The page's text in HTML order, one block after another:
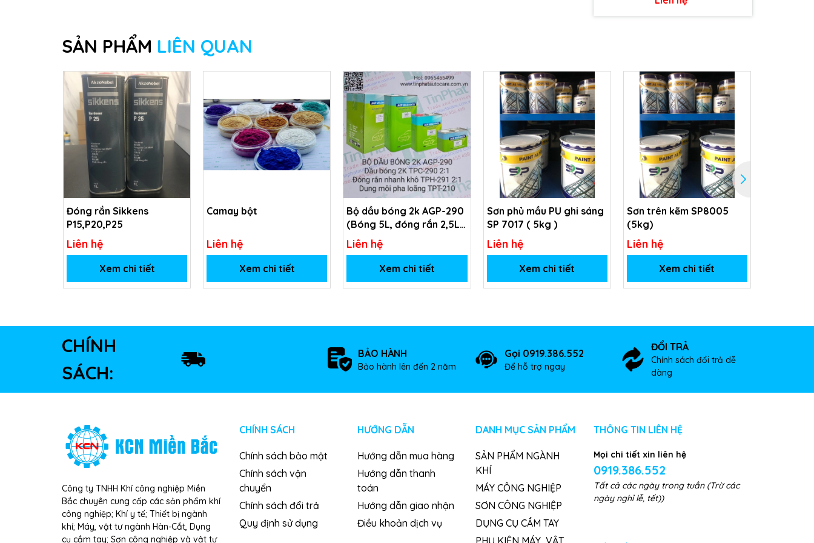
SẢN PHẨM LIÊN QUAN
Đóng rắn Sikkens
P15,P20,P25
Liên hệ
Xem chi tiết
Camay bột
Liên hệ
Xem chi tiết
Bộ dầu bóng 2k AGP-290
(Bóng 5L, đóng rắn 2,5L,
dung môi 1L)
Liên hệ
Xem chi tiết
Sơn phủ mầu PU ghi sáng
SP 7017 ( 5kg )
Liên hệ
Xem chi tiết
Sơn trên kẽm SP8005
(5kg)
Liên hệ
Xem chi tiết
CHÍNH
SÁCH:
BẢO HÀNH
Bảo hành lên đến 2 năm
Gọi 0919.386.552
Để hỗ trợ ngay
ĐỔI TRẢ
Chính sách đổi trả dễ
dàng
Công ty TNHH Khí công nghiệp Miền
Bắc chuyên cung cấp các sản phẩm khí
công nghiệp; Khí y tế; Thiết bị ngành
khí; Máy, vật tư ngành Hàn-Cắt, Dụng
cụ cầm tay; Sơn công nghiệp và vật tư
CHÍNH SÁCH
Chính sách bảo mật
Chính sách vận
chuyển
Chính sách đổi trả
Quy định sử dụng
HƯỚNG DẪN
Hướng dẫn mua hàng
Hướng dẫn thanh
toán
Hướng dẫn giao nhận
Điều khoản dịch vụ
DANH MỤC SẢN PHẨM
SẢN PHẨM NGÀNH
KHÍ
MÁY CÔNG NGHIỆP
SƠN CÔNG NGHIỆP
DỤNG CỤ CẦM TAY
THÔNG TIN LIÊN HỆ
Mọi chi tiết xin liên hệ
0919.386.552
Tất cả các ngày trong tuần (Trừ các
ngày nghỉ lễ, tết))